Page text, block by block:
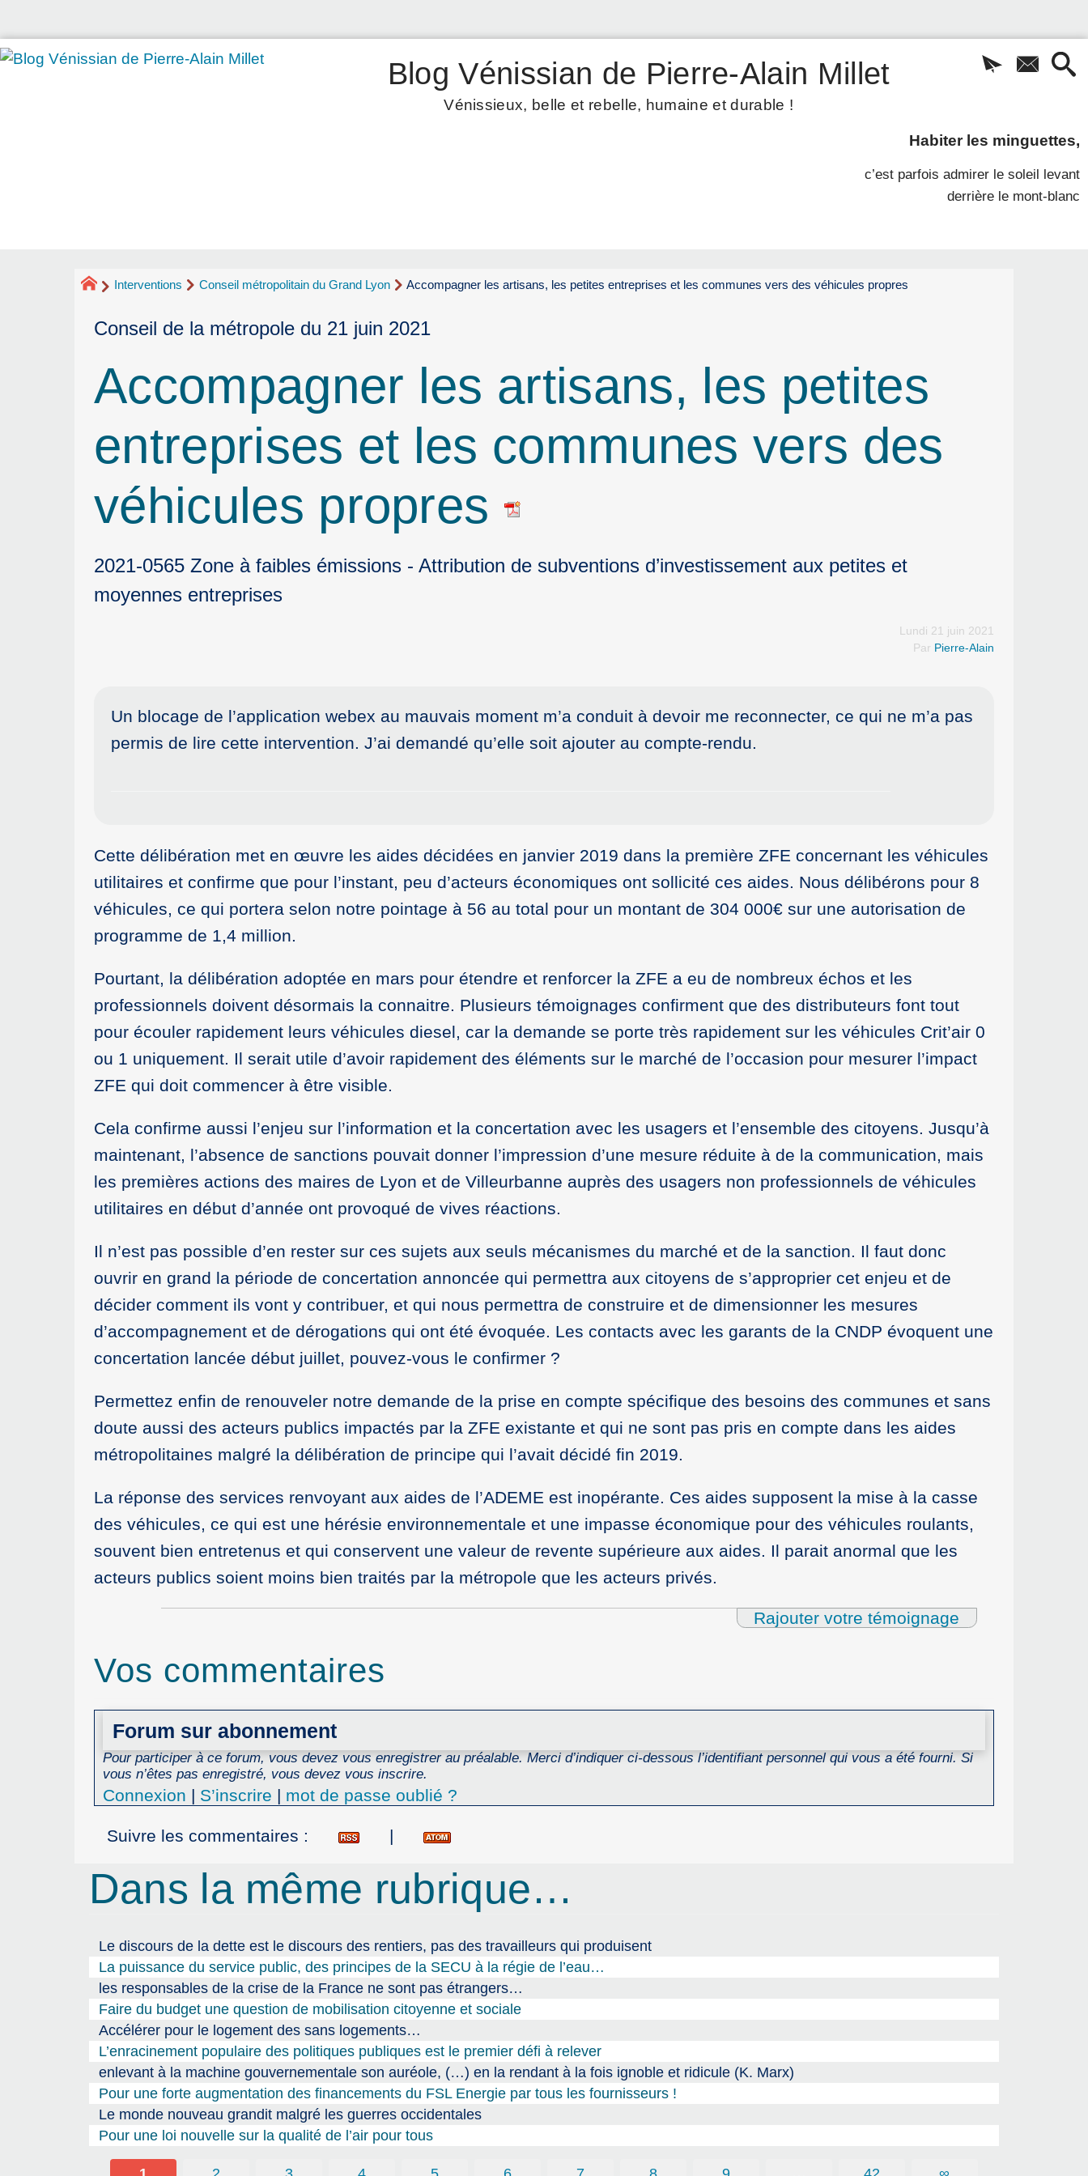
Blog Vénissian de Pierre-Alain Millet
Vénissieux, belle et rebelle, humaine et durable !
Habiter les minguettes,
c’est parfois admirer le soleil levant
derrière le mont-blanc
Interventions Conseil métropolitain du Grand Lyon Accompagner les artisans, les petites entreprises et les communes vers des véhicules propres
Conseil de la métropole du 21 juin 2021
Accompagner les artisans, les petites
entreprises et les communes vers des
véhicules propres
2021-0565 Zone à faibles émissions - Attribution de subventions d’investissement aux petites et
moyennes entreprises
Lundi 21 juin 2021
Par Pierre-Alain
Un blocage de l’application webex au mauvais moment m’a conduit à devoir me reconnecter, ce qui ne m’a pas
permis de lire cette intervention. J’ai demandé qu’elle soit ajouter au compte-rendu.
Cette délibération met en œuvre les aides décidées en janvier 2019 dans la première ZFE concernant les véhicules
utilitaires et confirme que pour l’instant, peu d’acteurs économiques ont sollicité ces aides. Nous délibérons pour 8
véhicules, ce qui portera selon notre pointage à 56 au total pour un montant de 304 000€ sur une autorisation de
programme de 1,4 million.
Pourtant, la délibération adoptée en mars pour étendre et renforcer la ZFE a eu de nombreux échos et les
professionnels doivent désormais la connaitre. Plusieurs témoignages confirment que des distributeurs font tout
pour écouler rapidement leurs véhicules diesel, car la demande se porte très rapidement sur les véhicules Crit’air 0
ou 1 uniquement. Il serait utile d’avoir rapidement des éléments sur le marché de l’occasion pour mesurer l’impact
ZFE qui doit commencer à être visible.
Cela confirme aussi l’enjeu sur l’information et la concertation avec les usagers et l’ensemble des citoyens. Jusqu’à
maintenant, l’absence de sanctions pouvait donner l’impression d’une mesure réduite à de la communication, mais
les premières actions des maires de Lyon et de Villeurbanne auprès des usagers non professionnels de véhicules
utilitaires en début d’année ont provoqué de vives réactions.
Il n’est pas possible d’en rester sur ces sujets aux seuls mécanismes du marché et de la sanction. Il faut donc
ouvrir en grand la période de concertation annoncée qui permettra aux citoyens de s’approprier cet enjeu et de
décider comment ils vont y contribuer, et qui nous permettra de construire et de dimensionner les mesures
d’accompagnement et de dérogations qui ont été évoquée. Les contacts avec les garants de la CNDP évoquent une
concertation lancée début juillet, pouvez-vous le confirmer ?
Permettez enfin de renouveler notre demande de la prise en compte spécifique des besoins des communes et sans
doute aussi des acteurs publics impactés par la ZFE existante et qui ne sont pas pris en compte dans les aides
métropolitaines malgré la délibération de principe qui l’avait décidé fin 2019.
La réponse des services renvoyant aux aides de l’ADEME est inopérante. Ces aides supposent la mise à la casse
des véhicules, ce qui est une hérésie environnementale et une impasse économique pour des véhicules roulants,
souvent bien entretenus et qui conservent une valeur de revente supérieure aux aides. Il parait anormal que les
acteurs publics soient moins bien traités par la métropole que les acteurs privés.
Rajouter votre témoignage
Vos commentaires
Forum sur abonnement
Pour participer à ce forum, vous devez vous enregistrer au préalable. Merci d’indiquer ci-dessous l’identifiant personnel qui vous a été fourni. Si
vous n’êtes pas enregistré, vous devez vous inscrire.
Connexion | S’inscrire | mot de passe oublié ?
Suivre les commentaires : |
Dans la même rubrique…
Le discours de la dette est le discours des rentiers, pas des travailleurs qui produisent
La puissance du service public, des principes de la SECU à la régie de l’eau…
les responsables de la crise de la France ne sont pas étrangers…
Faire du budget une question de mobilisation citoyenne et sociale
Accélérer pour le logement des sans logements…
L’enracinement populaire des politiques publiques est le premier défi à relever
enlevant à la machine gouvernementale son auréole, (…) en la rendant à la fois ignoble et ridicule (K. Marx)
Pour une forte augmentation des financements du FSL Energie par tous les fournisseurs !
Le monde nouveau grandit malgré les guerres occidentales
Pour une loi nouvelle sur la qualité de l’air pour tous